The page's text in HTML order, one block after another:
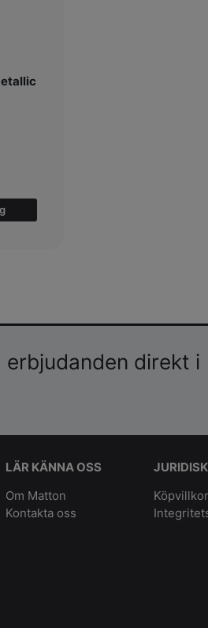
direkt i
LÄR KÄNNA OSS
Om Matton
Kontakta oss
Köpvillkor